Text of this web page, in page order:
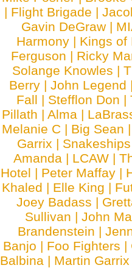
| Flight Brigade |
Gavin DeGraw |
Harmony | Kings of
Ferguson | Ricky
Solange Knowles |
Berry |John Legend
Fall | Stefflon Don |
Pillath |Alma |
Melanie C | Big Sean
Garrix |
Amanda | LCAW |
Hotel | Peter Maffay |
Khaled | Elle King |
Joey Badass |
Sullivan | John
Brandenstein |
Banjo | Foo Fighters |
Balbina | Martin